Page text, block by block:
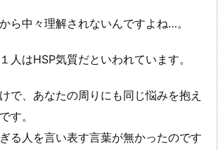
ら中々理解されないんですよね…。
人はHSP気質だといわれています。
で、あなたの周りにも同じ悩みを抱え
す。
る人を言い表す言葉が無かったのです